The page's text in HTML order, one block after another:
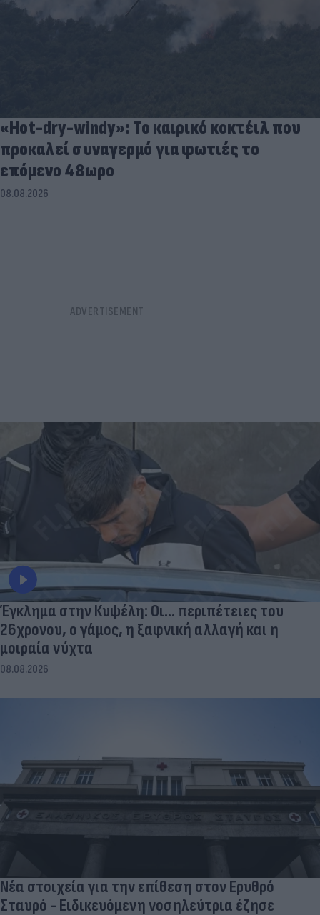
«Hot-dry-windy»: Το καιρικό κοκτέιλ που
προκαλεί συναγερμό για φωτιές το
επόμενο 48ωρο
08.08.2026
Έγκλημα στην Κυψέλη: Οι... περιπέτειες του
26χρονου, ο γάμος, η ξαφνική αλλαγή και η
μοιραία νύχτα
08.08.2026
Νέα στοιχεία για την επίθεση στον Ερυθρό
Σταυρό - Ειδικευόμενη νοσηλεύτρια έζησε